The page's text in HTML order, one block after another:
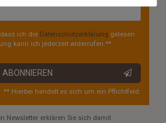
ich die Daten­schutz­erklärung gelesen
kann ich jederzeit widerrufen.**
ABONNIEREN
** Hierbei handelt es sich um ein Pflichtfeld.
Newsletter erklären Sie sich damit